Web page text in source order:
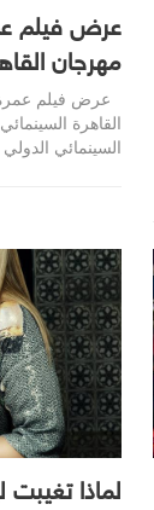
عرض فيلم
مهرجان
عرض فيلم
القاهرة
السينمائي
لماذا